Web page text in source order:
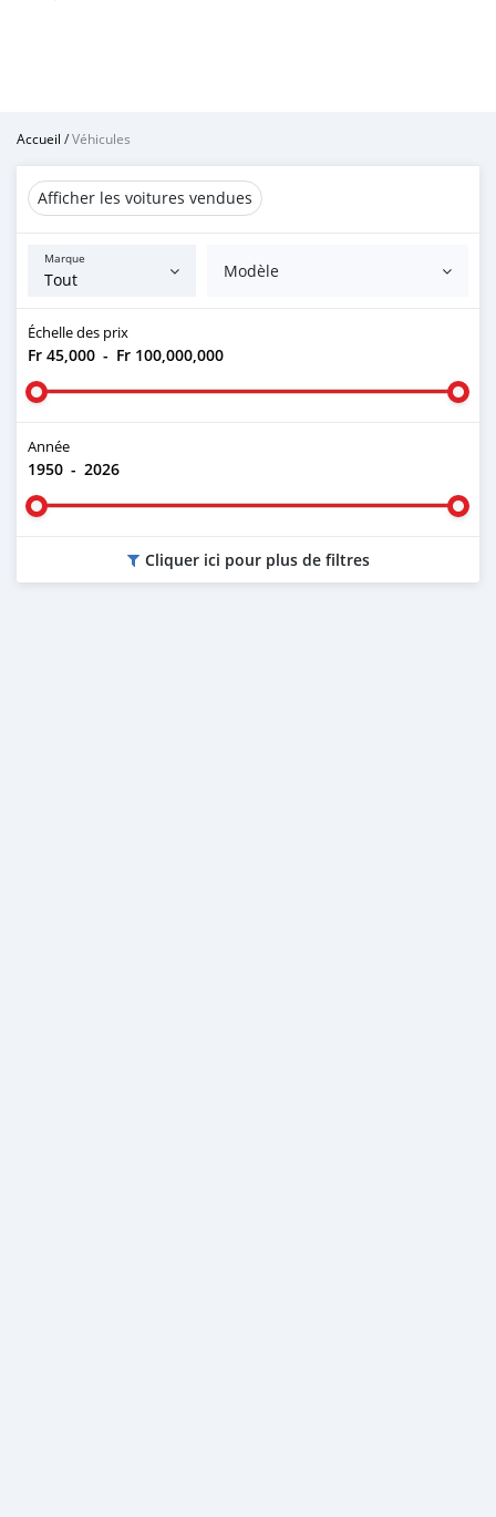
Accueil /Véhicules
Afficher les voitures vendues
Marque
Modèle
Échelle des prix
Fr 45,000 - Fr 100,000,000
Année
1950 - 2026
Cliquer ici pour plus de filtres